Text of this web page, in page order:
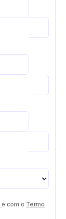
e com o Termo